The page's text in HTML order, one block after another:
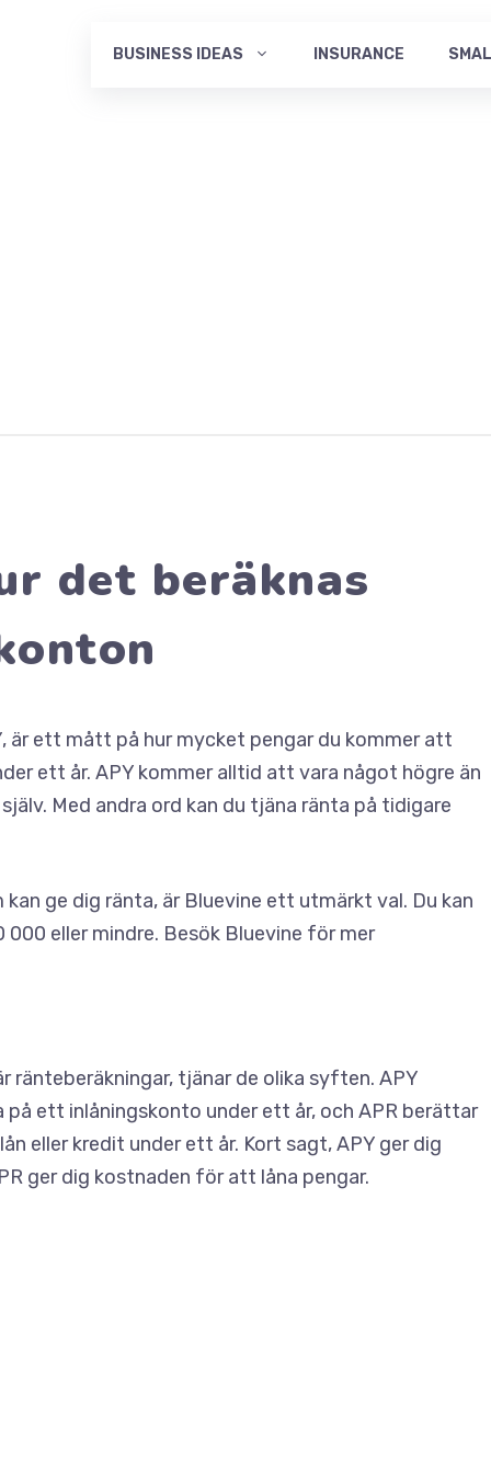
BUSINESS IDEAS INSURANCE
det beräknas
är ett mått på hur mycket pengar du kommer att
ett år. APY kommer alltid att vara något högre än
Med andra ord kan du tjäna ränta på tidigare
ge dig ränta, är Bluevine ett utmärkt val. Du kan
000 eller mindre. Besök Bluevine för mer
ränteberäkningar, tjänar de olika syften. APY
ett inlåningskonto under ett år, och APR berättar
eller kredit under ett år. Kort sagt, APY ger dig
ger dig kostnaden för att låna pengar.